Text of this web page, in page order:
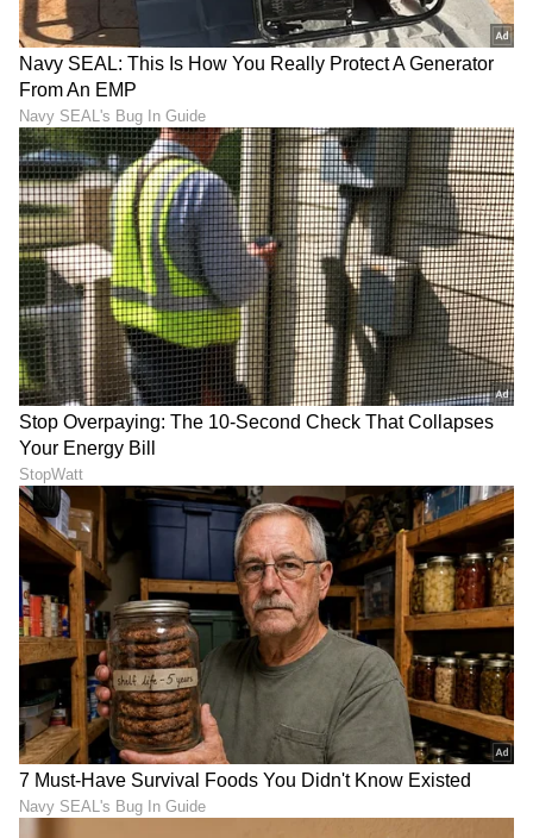
DOWNLOAD APP
RECOMMENDED STORIES
ಮಾಜಿ ಉಪಮುಖ್ಯಮಂತ್ರಿ
ಕೆ.ಎಸ್‌.ಈಶ್ವರಪ್ಪಗೆ ಬಿಡದ
ಕಾನೂನು ಸಂಕಷ್ಟ; ಆಗಿದ್ದೇನು
ಗೊತ್ತಾ?
ಹಿನ್ನಡೆ! ಅರ್ಜಿ ವಿಚಾರಣೆಗೆ
ಯೋಗ್ಯವಲ್ಲವೆಂದು ನ್ಯಾಯಪೀಠಕ್ಕೆ
ಹೋಗುವ ಮುನ್ನವೇ ವಜಾ!
Rain: ಜೂನ್‌ ಮುಗಿದ್ರೂ ಈ ವರ್ಷ
40% ಮಳೆ ಕಡಿಮೆ; ಜುಲೈ,
ಆಗಸ್ಟ್‌ನಲ್ಲಿ ಮಳೆ ಆಗುತ್ತಾ?
ಬೆಳಗಾವಿ: ಅವಶೇಷಗಳ ಅಡಿಯಲ್ಲಿ
ಹೂತುಹೋಗಿದ್ದ, ಶಿವಲಿಂಗದಂತೆ
ಕಾಣುವ 300 ವರ್ಷ ಹಿಂದಿನ